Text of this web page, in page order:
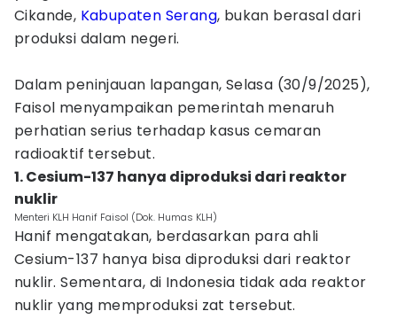
Cikande, Kabupaten Serang, bukan berasal dari
produksi dalam negeri.
Dalam peninjauan lapangan, Selasa (30/9/2025),
Faisol menyampaikan pemerintah menaruh
perhatian serius terhadap kasus cemaran
radioaktif tersebut.
1. Cesium-137 hanya diproduksi dari reaktor
nuklir
Menteri KLH Hanif Faisol (Dok. Humas KLH)
Hanif mengatakan, berdasarkan para ahli
Cesium-137 hanya bisa diproduksi dari reaktor
nuklir. Sementara, di Indonesia tidak ada reaktor
nuklir yang memproduksi zat tersebut.